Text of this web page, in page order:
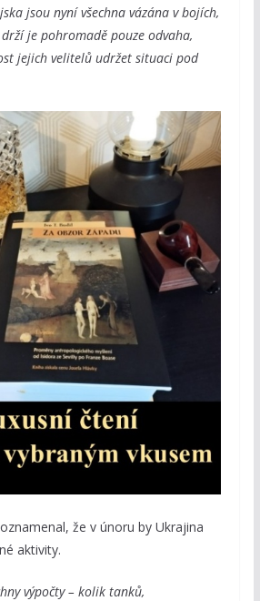
jsou nyní všechna vázána v bojích,
je pohromadě pouze odvaha,
jejich velitelů udržet situaci pod
že v únoru by Ukrajina
aktivity.
výpočty – kolik tanků,